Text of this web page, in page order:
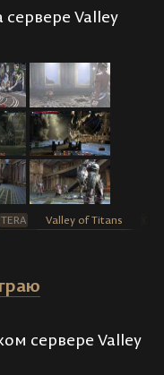
Valley
TERA Valley of Titans
сервере Valley